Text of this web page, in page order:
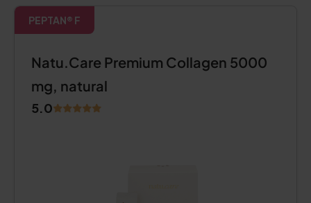
PEPTAN® F
Natu.Care Premium Collagen 5000
mg, natural
5.0